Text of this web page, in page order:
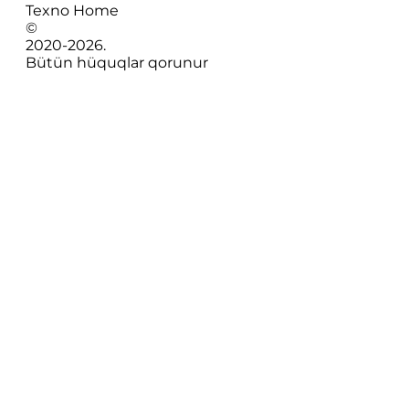
Texno Home
©
2020-2026.
Bütün hüquqlar qorunur